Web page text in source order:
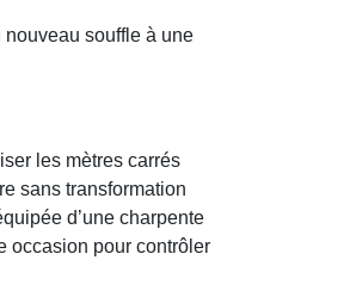
souffle à une
les mètres carrés
sans transformation
d’une charpente
occasion pour contrôler